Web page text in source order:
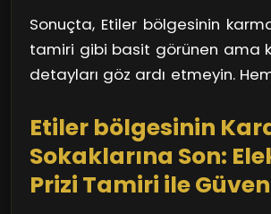
Etiler gibi büyük bir şehirde,
ve priz çeşitliliği oldukça
büyük bir sokakta yürürken
sunduğu çeşitli tatlılar gibi
Her biri kendine özgü, ama
tecrübe etmeden bilinemez.
dal parçasının yol açabileceği
tehlikeleri öngörürler.
tamir ile prizinizin
güvenli bir yaşam alanı
Sonuçta, Etiler bölgesinin
tamiri gibi basit görünen ama
detayları göz ardı etmeyin.
her şeyin doğru yapıldığına
Etiler bölgesinin
Sokaklarına Son:
Prizi Tamiri ile